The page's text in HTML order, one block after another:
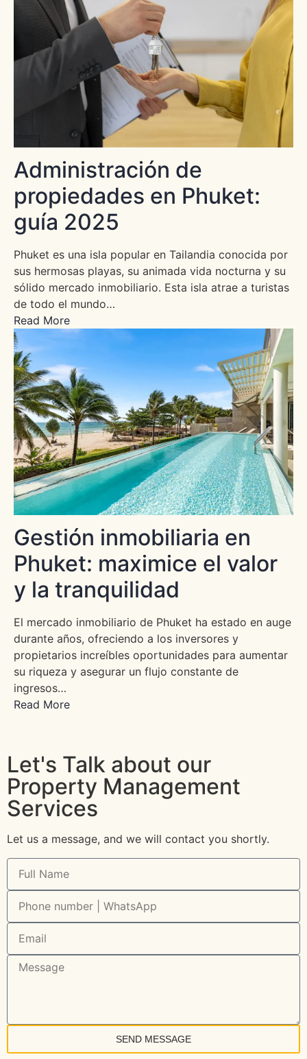
Administración de
propiedades en Phuket:
guía 2025
Phuket es una isla popular en Tailandia conocida por
sus hermosas playas, su animada vida nocturna y su
sólido mercado inmobiliario. Esta isla atrae a turistas
de todo el mundo…
Read More
Gestión inmobiliaria en
Phuket: maximice el valor
y la tranquilidad
El mercado inmobiliario de Phuket ha estado en auge
durante años, ofreciendo a los inversores y
propietarios increíbles oportunidades para aumentar
su riqueza y asegurar un flujo constante de
ingresos…
Read More
Let's Talk about our
Property Management
Services
Let us a message, and we will contact you shortly.
SEND MESSAGE